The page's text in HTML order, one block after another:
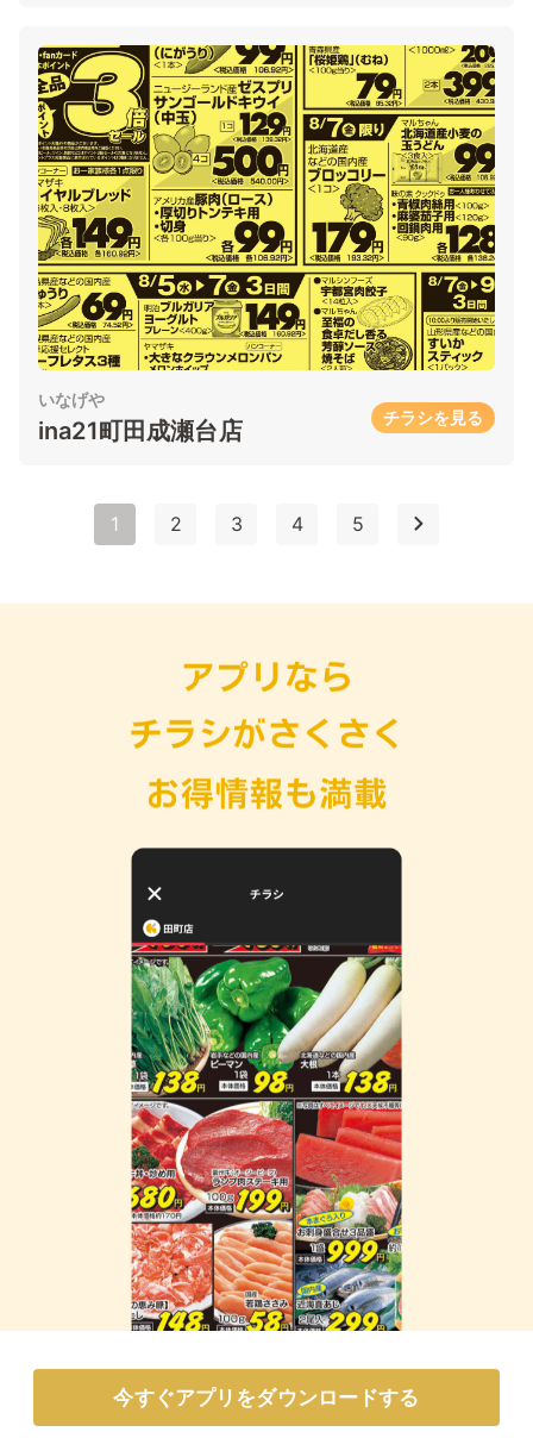
いなげや
ina21町田成瀬台店 チラシを見る
1 2 3 4 5
今すぐアプリをダウンロードする